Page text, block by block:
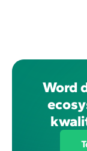
Word